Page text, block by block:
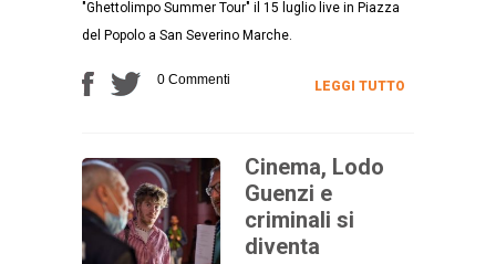
"Ghettolimpo Summer Tour" il 15 luglio live in Piazza
del Popolo a San Severino Marche.
0 Commenti LEGGI TUTTO
Cinema, Lodo
Guenzi e
criminali si
diventa